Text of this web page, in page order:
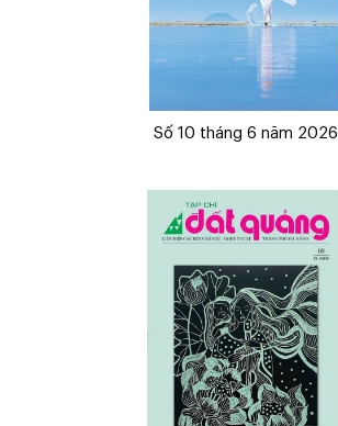
Số 10 tháng 6 năm 2026